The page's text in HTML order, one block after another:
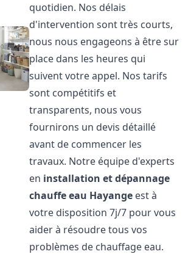
quotidien. Nos délais
d'intervention sont très courts,
nous nous engageons à être sur
place dans les heures qui
suivent votre appel. Nos tarifs
sont compétitifs et
transparents, nous vous
fournirons un devis détaillé
avant de commencer les
travaux. Notre équipe d'experts
en installation et dépannage
chauffe eau Hayange est à
votre disposition 7j/7 pour vous
aider à résoudre tous vos
problèmes de chauffage eau.